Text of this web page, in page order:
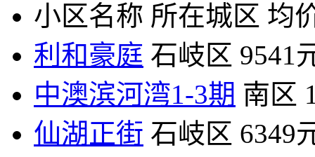
小区名称 所在城区 均
利和豪庭 石岐区 9541
中澳滨河湾1-3期 南区
仙湖正街 石岐区 6349